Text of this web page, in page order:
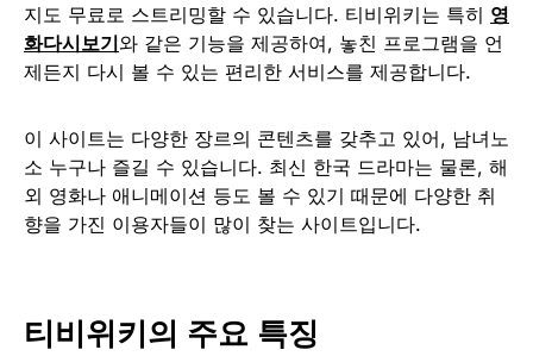
지도 무료로 스트리밍할 수 있습니다. 티비위키는 특히 영
화다시보기와 같은 기능을 제공하여, 놓친 프로그램을 언
제든지 다시 볼 수 있는 편리한 서비스를 제공합니다.
이 사이트는 다양한 장르의 콘텐츠를 갖추고 있어, 남녀노
소 누구나 즐길 수 있습니다. 최신 한국 드라마는 물론, 해
외 영화나 애니메이션 등도 볼 수 있기 때문에 다양한 취
향을 가진 이용자들이 많이 찾는 사이트입니다.
티비위키의 주요 특징